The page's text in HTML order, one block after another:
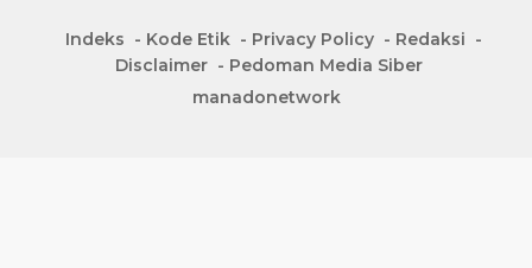
Indeks Kode Etik Privacy Policy
Redaksi
Disclaimer
Pedoman Media Siber
manadonetwork